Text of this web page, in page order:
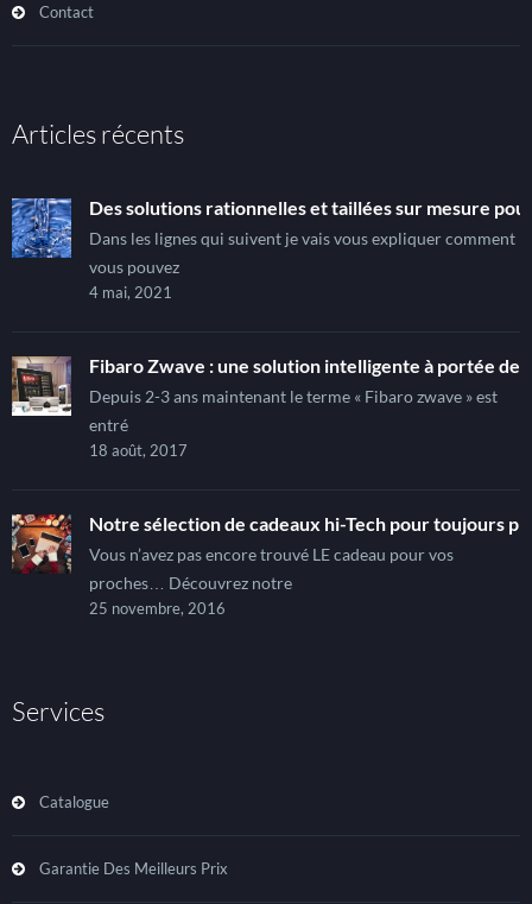
Contact
Articles récents
Des solutions rationnelles et taillées sur mesure
Dans les lignes qui suivent je vais vous expliquer comment
vous pouvez
4 mai, 2021
Fibaro Zwave : une solution intelligente à portée de
Depuis 2-3 ans maintenant le terme « Fibaro zwave » est
entré
18 août, 2017
Notre sélection de cadeaux hi-Tech pour toujours
Vous n’avez pas encore trouvé LE cadeau pour vos
proches… Découvrez notre
25 novembre, 2016
Services
Catalogue
Garantie Des Meilleurs Prix